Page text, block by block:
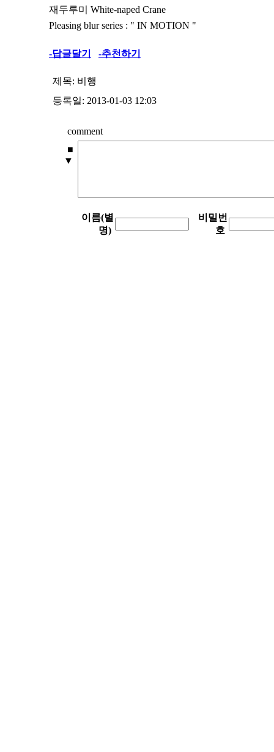
재두루미 White-naped Crane
Pleasing blur series : " IN MOTION "
-답글달기 -추천하기
제목: 비행
등록일: 2013-01-03 12:03
comment
■
▼
이름(별
명)
비밀번
호